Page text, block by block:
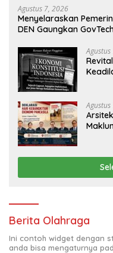
Agustus 7, 2026
Menyelaraskan
DEN Gaungkan
Berita Olahraga
Ini contoh widget dengan
anda bisa mengaturnya